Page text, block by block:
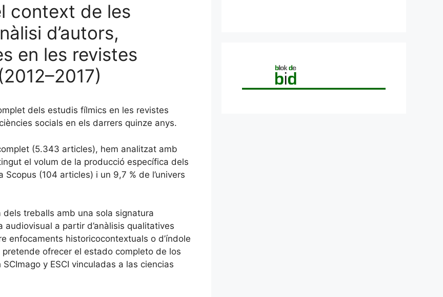
context de les
d’autors,
en les revistes
dels estudis fílmics en les revistes
socials en els darrers quinze anys.
(5.343 articles), hem analitzat amb
el volum de la producció específica dels
(104 articles) i un 9,7 % de l’univers
treballs amb una sola signatura
a partir d’anàlisis qualitatives
enfocaments historicocontextuals o d’índole
ofrecer el estado completo de los
y ESCI vinculadas a las ciencias